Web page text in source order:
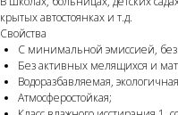
крытых автостоянках и т.д.
Свойства
С минимальной эмиссией, без
Без активных мелящихся и
Водоразбавляемая,
Атмосферостойкая;